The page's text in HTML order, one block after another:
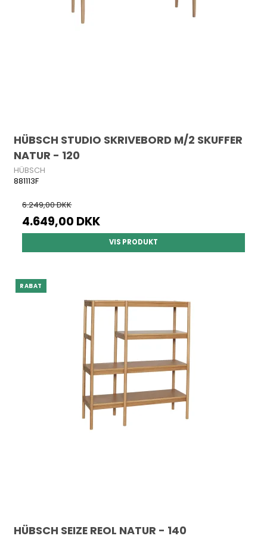
HÜBSCH STUDIO SKRIVEBORD M/2 SKUFFER
NATUR - 120
HÜBSCH
881113F
6.249,00 DKK
4.649,00 DKK
VIS PRODUKT
RABAT
HÜBSCH SEIZE REOL NATUR - 140